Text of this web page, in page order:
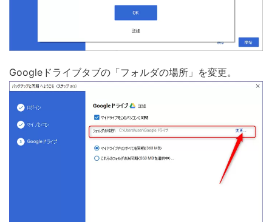
Googleドライブタブの「フォルダの場所」を変更。